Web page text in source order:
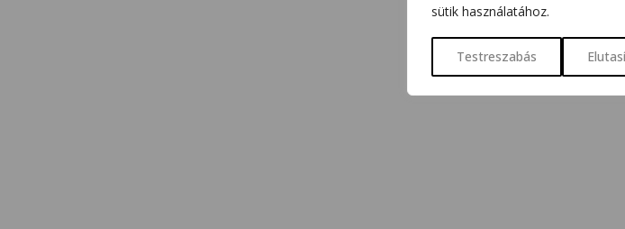
sütik használatához.
Testreszabás